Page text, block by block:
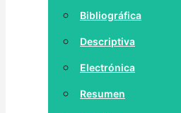
Bibliográfica
Descriptiva
Electrónica
Resumen